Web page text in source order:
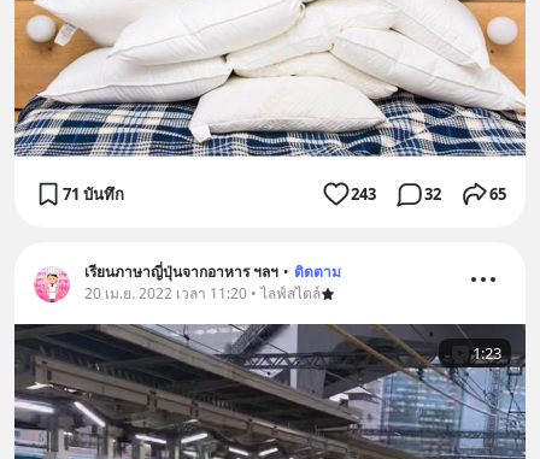
71 บันทึก 243 32 65
เรียนภาษาญี่ปุ่นจากอาหาร ฯลฯ • ติดตาม
20 เม.ย. 2022 เวลา 11:20 • ไลฟ์สไตล์
1:23